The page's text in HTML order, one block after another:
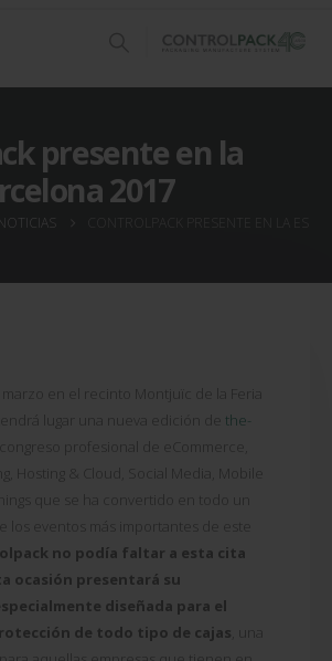
presente en la
2017
marzo en el recinto Montjuïc de la Feria
lugar una nueva edición de the-
congreso profesional de eCommerce,
Hosting & Cloud, Social Media, Mobile
que se ha convertido en todo un
los eventos más importantes de este
no podía faltar a esta cita
ocasión presentará su
diseñada para el
de todo tipo de cajas